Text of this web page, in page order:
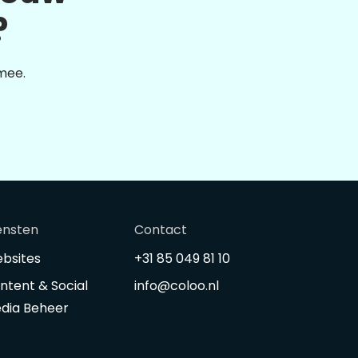
Contact
+31 85 049 81 10
info@coloo.nl
& Social
Beheer